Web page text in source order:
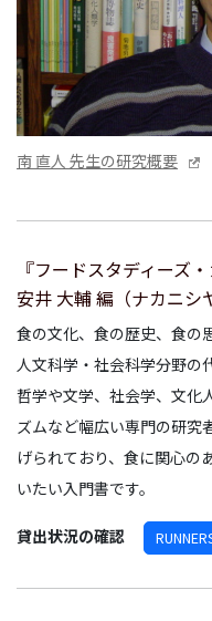
南 直人 先生の研究概要
『フードスタディーズ
安井 大輔 編（ナカニシ
食の文化、食の歴史、食の
人文科学・社会科学分野の
哲学や文学、社会学、文化
ズムなど幅広い専門の研究
げられており、食に関心の
いたい入門書です。
貸出状況の確認